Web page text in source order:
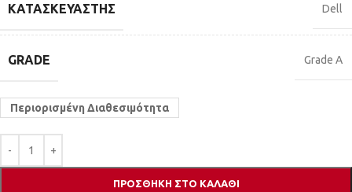
ΚΑΤΑΣΚΕΥΑΣΤΉΣ Dell
GRADE Grade A
Περιορισμένη Διαθεσιμότητα
ΠΡΟΣΘΉΚΗ ΣΤΟ ΚΑΛΆΘΙ